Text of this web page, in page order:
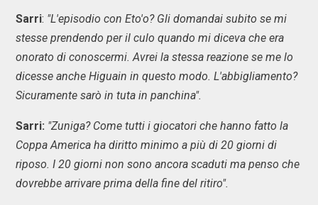
Sarri: "L'episodio con Eto'o? Gli domandai subito se mi
stesse prendendo per il culo quando mi diceva che era
onorato di conoscermi. Avrei la stessa reazione se me lo
dicesse anche Higuain in questo modo. L'abbigliamento?
Sicuramente sarò in tuta in panchina".
Sarri: "Zuniga? Come tutti i giocatori che hanno fatto la
Coppa America ha diritto minimo a più di 20 giorni di
riposo. I 20 giorni non sono ancora scaduti ma penso che
dovrebbe arrivare prima della fine del ritiro".